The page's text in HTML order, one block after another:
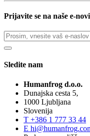
Prijavite se na naše e-
Sledite nam
Humanfrog d.o.o.
Dunajska cesta 5,
1000 Ljubljana
Slovenija
T +386 1 777 33 44
E